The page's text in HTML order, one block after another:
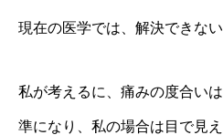
現在の医学では、解決できな
私が考えるに、痛みの度合い
準になり、私の場合は目で見